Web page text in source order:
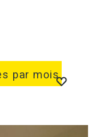
par mois